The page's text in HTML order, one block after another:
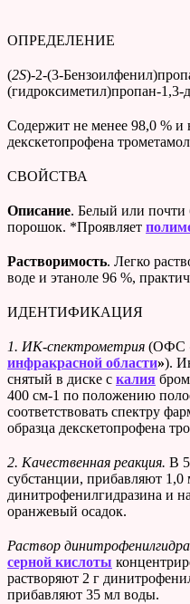
ОПРЕДЕЛЕНИЕ
(2S)-2-(3-
(гидроксиметил)пропан-1,3-
Содержит не менее 98,0 % и
декскетопрофена
СВОЙСТВА
Описание. Белый или почти
порошок. *Проявляет
Растворимость. Легко
воде и этаноле 96 %,
ИДЕНТИФИКАЦИЯ
1. ИК-спектрометрия (ОФС
инфракрасной области»).
снятый в диске с калия
400 см-1 по положению
соответствовать спектру
образца декскетопрофена
2. Качественная реакция. В
субстанции, прибавляют 1,0
динитрофенилгидразина и
оранжевый осадок.
Раствор
серной кислоты
растворяют 2 г
прибавляют 35 мл воды.